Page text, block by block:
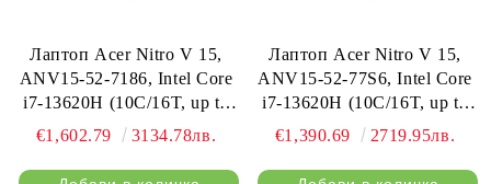
Лаптоп Acer Nitro V 15,
ANV15-52-7186, Intel Core
i7-13620H (10C/16T, up to
4.9GHz, 24MB), 15.6" FHD
16GB DDR4 (1 Slot free),
€1,602.79 3134.78лв.
Лаптоп Acer Nitro V 15,
ANV15-52-77S6, Intel Core
i7-13620H (10C/16T, up to
4.9GHz, 24MB), 15.6" FHD
16GB DDR5 (1 Slot free),
€1,390.69 2719.95лв.